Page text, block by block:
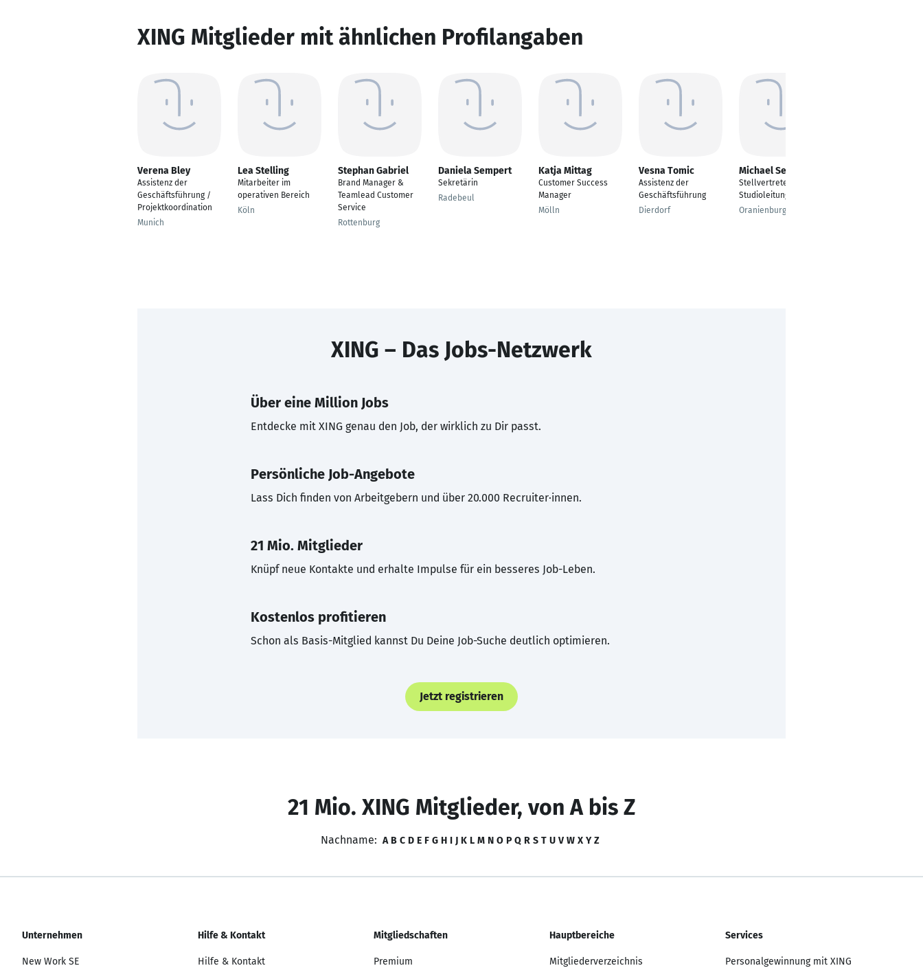
XING Mitglieder mit ähnlichen Profilangaben
Verena Bley
Assistenz der
Geschäftsführung /
Projektkoordination
Munich
Lea Stelling
Mitarbeiter im
operativen Bereich
Köln
Stephan Gabriel
Brand Manager &
Teamlead Customer
Service
Rottenburg
Daniela Sempert
Sekretärin
Radebeul
Katja Mittag
Customer Success
Manager
Mölln
Vesna Tomic
Assistenz der
Geschäftsführung
Dierdorf
Michael Seidlitz
Stellvertretende
Studioleitung
Oranienburg
XING – Das Jobs-Netzwerk
Über eine Million Jobs
Entdecke mit XING genau den Job, der wirklich zu Dir passt.
Persönliche Job-Angebote
Lass Dich finden von Arbeitgebern und über 20.000 Recruiter·innen.
21 Mio. Mitglieder
Knüpf neue Kontakte und erhalte Impulse für ein besseres Job-Leben.
Kostenlos profitieren
Schon als Basis-Mitglied kannst Du Deine Job-Suche deutlich optimieren.
Jetzt registrieren
21 Mio. XING Mitglieder, von A bis Z
Nachname: A B C D E F G H I J K L M N O P Q R S T U V W X Y Z
Unternehmen
New Work SE
Hilfe & Kontakt
Hilfe & Kontakt
Mitgliedschaften
Premium
Hauptbereiche
Mitgliederverzeichnis
Services
Personalgewinnung mit XING